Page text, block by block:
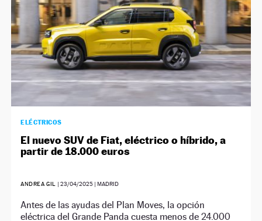
ELÉCTRICOS
El nuevo SUV de Fiat, eléctrico o híbrido, a
partir de 18.000 euros
ANDREA GIL |23/04/2025 | MADRID
Antes de las ayudas del Plan Moves, la opción
eléctrica del Grande Panda cuesta menos de 24.000